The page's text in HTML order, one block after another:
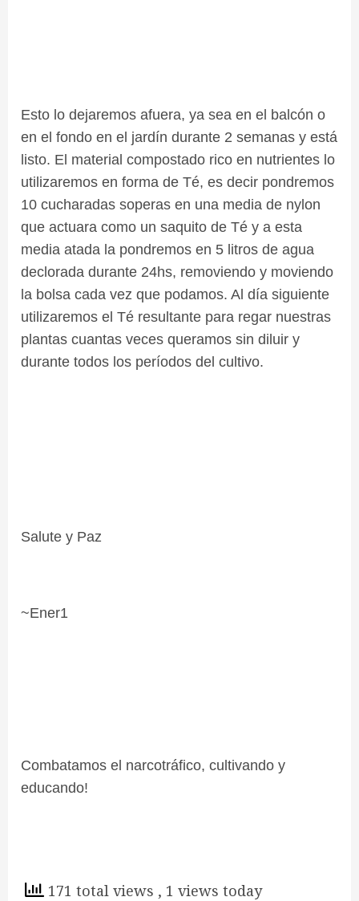
Esto lo dejaremos afuera, ya sea en el balcón o
en el fondo en el jardín durante 2 semanas y está
listo. El material compostado rico en nutrientes lo
utilizaremos en forma de Té, es decir pondremos
10 cucharadas soperas en una media de nylon
que actuara como un saquito de Té y a esta
media atada la pondremos en 5 litros de agua
declorada durante 24hs, removiendo y moviendo
la bolsa cada vez que podamos. Al día siguiente
utilizaremos el Té resultante para regar nuestras
plantas cuantas veces queramos sin diluir y
durante todos los períodos del cultivo.
Salute y Paz
~Ener1
Combatamos el narcotráfico, cultivando y
educando!
171 total views , 1 views today